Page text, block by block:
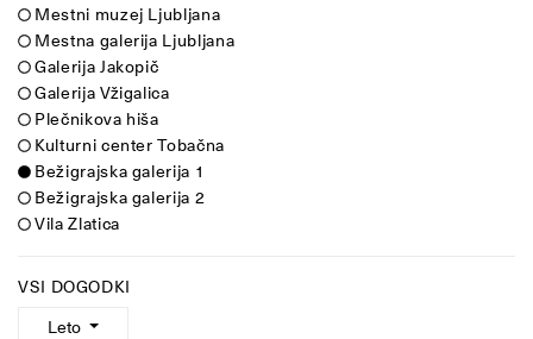
Mestni muzej Ljubljana
Mestna galerija Ljubljana
Galerija Jakopič
Galerija Vžigalica
Plečnikova hiša
Kulturni center Tobačna
Bežigrajska galerija 1
Bežigrajska galerija 2
Vila Zlatica
VSI DOGODKI
Leto